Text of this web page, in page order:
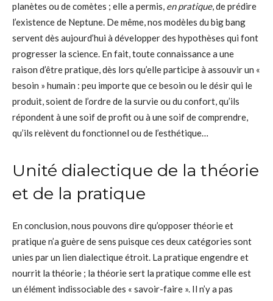
planètes ou de comètes ; elle a permis, en pratique, de prédire
l’existence de Neptune. De même, nos modèles du big bang
servent dès aujourd’hui à développer des hypothèses qui font
progresser la science. En fait, toute connaissance a une
raison d’être pratique, dès lors qu’elle participe à assouvir un «
besoin » humain : peu importe que ce besoin ou le désir qui le
produit, soient de l’ordre de la survie ou du confort, qu’ils
répondent à une soif de profit ou à une soif de comprendre,
qu’ils relèvent du fonctionnel ou de l’esthétique…
Unité dialectique de la théorie
et de la pratique
En conclusion, nous pouvons dire qu’opposer théorie et
pratique n’a guère de sens puisque ces deux catégories sont
unies par un lien dialectique étroit. La pratique engendre et
nourrit la théorie ; la théorie sert la pratique comme elle est
un élément indissociable des « savoir-faire ». Il n’y a pas